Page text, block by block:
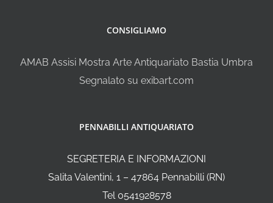
CONSIGLIAMO
AMAB Assisi Mostra Arte Antiquariato Bastia Umbra
Segnalato su exibart.com
PENNABILLI ANTIQUARIATO
SEGRETERIA E INFORMAZIONI
Salita Valentini, 1 – 47864 Pennabilli (RN)
Tel 0541928578